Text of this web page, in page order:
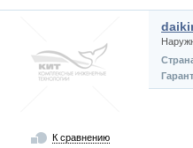
К сравнению